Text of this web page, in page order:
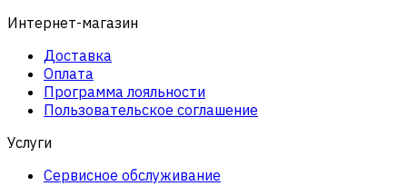
Интернет-магазин
Доставка
Оплата
Программа лояльности
Пользовательское соглашение
Услуги
Сервисное обслуживание